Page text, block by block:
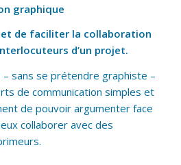
graphique
et de faciliter la collaboration
d’un projet.
sans se prétendre graphiste –
de communication simples et
de pouvoir argumenter face
collaborer avec des